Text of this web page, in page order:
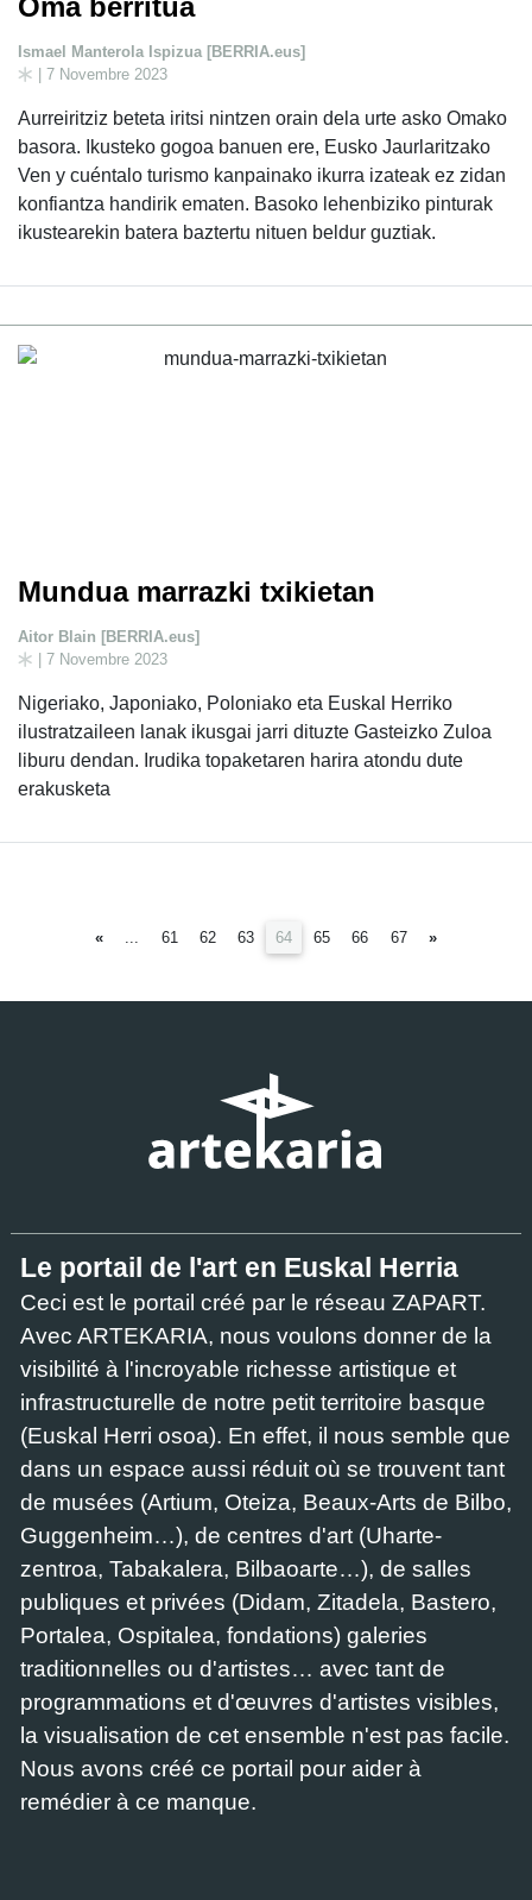
Oma berritua
Ismael Manterola Ispizua [BERRIA.eus]
| 7 Novembre 2023
Aurreiritziz beteta iritsi nintzen orain dela urte asko Omako
basora. Ikusteko gogoa banuen ere, Eusko Jaurlaritzako
Ven y cuéntalo turismo kanpainako ikurra izateak ez zidan
konfiantza handirik ematen. Basoko lehenbiziko pinturak
ikustearekin batera baztertu nituen beldur guztiak.
Mundua marrazki txikietan
Aitor Blain [BERRIA.eus]
| 7 Novembre 2023
Nigeriako, Japoniako, Poloniako eta Euskal Herriko
ilustratzaileen lanak ikusgai jarri dituzte Gasteizko Zuloa
liburu dendan. Irudika topaketaren harira atondu dute
erakusketa
« 61 62 63 64(current)
65 66 67 »
Le portail de l'art en Euskal Herria
Ceci est le portail créé par le réseau ZAPART.
Avec ARTEKARIA, nous voulons donner de la
visibilité à l'incroyable richesse artistique et
infrastructurelle de notre petit territoire basque
(Euskal Herri osoa). En effet, il nous semble que
dans un espace aussi réduit où se trouvent tant
de musées (Artium, Oteiza, Beaux-Arts de Bilbo,
Guggenheim…), de centres d'art (Uharte-
zentroa, Tabakalera, Bilbaoarte…), de salles
publiques et privées (Didam, Zitadela, Bastero,
Portalea, Ospitalea, fondations) galeries
traditionnelles ou d'artistes… avec tant de
programmations et d'œuvres d'artistes visibles,
la visualisation de cet ensemble n'est pas facile.
Nous avons créé ce portail pour aider à
remédier à ce manque.